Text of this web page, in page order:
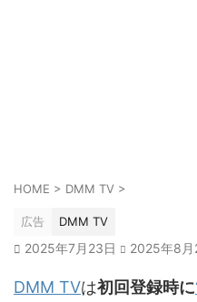
HOME > DMM TV >
広告 DMM TV
2025年7月23日 2025年8月
DMM TVは初回登録時に